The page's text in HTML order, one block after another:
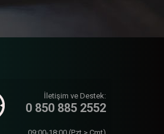
İletişim ve Destek:
0 850 885 2552